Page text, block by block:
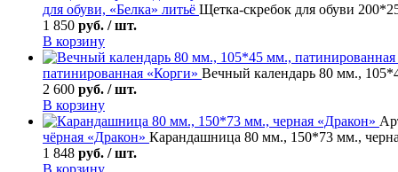
для обуви, «Белка» литьё Щетка-скребок для обуви
1 850 руб. / шт.
В корзину
патинированная «Корги» Вечный календарь 80 мм.,
2 600 руб. / шт.
В корзину
чёрная «Дракон» Карандашница 80 мм., 150*73 мм.,
1 848 руб. / шт.
В корзину